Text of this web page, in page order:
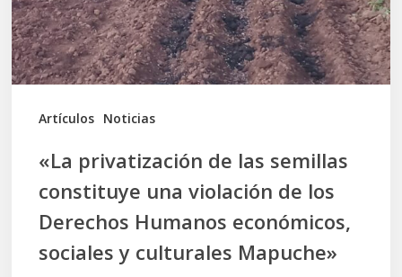
Artículos Noticias
una
violación
de
Humanos
económicos,
sociales
«La privatización de las semillas
constituye una violación de los
Derechos Humanos económicos,
sociales y culturales Mapuche»